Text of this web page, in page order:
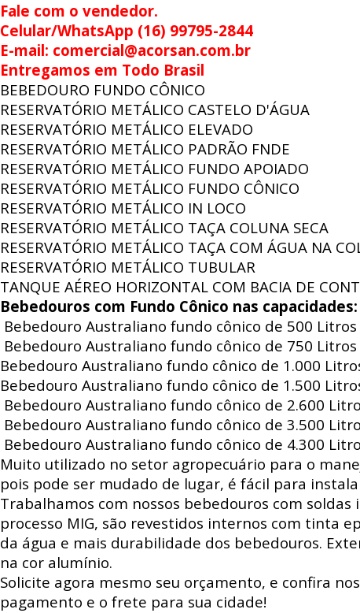
Fale com o vendedor.
Celular/WhatsApp (16) 99795-2844
E-mail: comercial@acorsan.com.br
Entregamos em Todo Brasil
BEBEDOURO FUNDO CÔNICO
RESERVATÓRIO METÁLICO CASTELO D'ÁGUA
RESERVATÓRIO METÁLICO ELEVADO
RESERVATÓRIO METÁLICO PADRÃO FNDE
RESERVATÓRIO METÁLICO FUNDO APOIADO
RESERVATÓRIO METÁLICO FUNDO CÔNICO
RESERVATÓRIO METÁLICO IN LOCO
RESERVATÓRIO METÁLICO TAÇA COLUNA SECA
RESERVATÓRIO METÁLICO TAÇA COM ÁGUA NA
RESERVATÓRIO METÁLICO TUBULAR
TANQUE AÉREO HORIZONTAL COM BACIA DE
Bebedouros com Fundo Cônico nas capacidades:
Bebedouro Australiano fundo cônico de 500 Litros
Bebedouro Australiano fundo cônico de 750 Litros
Bebedouro Australiano fundo cônico de 1.000
Bebedouro Australiano fundo cônico de 1.500
Bebedouro Australiano fundo cônico de 2.600
Bebedouro Australiano fundo cônico de 3.500
Bebedouro Australiano fundo cônico de 4.300
Muito utilizado no setor agropecuário para o
pois pode ser mudado de lugar, é fácil para
Trabalhamos com nossos bebedouros com
processo MIG, são revestidos internos com tinta
da água e mais durabilidade dos bebedouros.
na cor alumínio.
Solicite agora mesmo seu orçamento, e confira
pagamento e o frete para sua cidade!